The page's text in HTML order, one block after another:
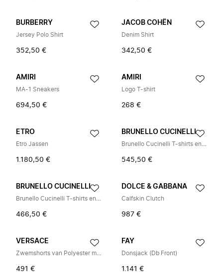
BURBERRY
Jersey Polo Shirt
352,50 €
JACOB COHËN
Denim Shirt
342,50 €
AMIRI
MA-1 Sneakers
694,50 €
AMIRI
Logo T-shirt
268 €
ETRO
Etro Jassen
1.180,50 €
BRUNELLO CUCINELLI
Brunello Cucinelli T-shirts en Poloshirts
545,50 €
BRUNELLO CUCINELLI
Brunello Cucinelli T-shirts en Poloshirts
466,50 €
DOLCE & GABBANA
Calfskin Clutch
987 €
VERSACE
Zwemshorts van Polyester met Print
491 €
FAY
Donsjack (Db Front)
1.141 €